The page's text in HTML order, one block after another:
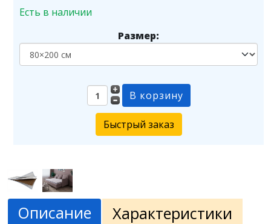
Есть в наличии
Размер:
Быстрый заказ
Описание
Характеристики